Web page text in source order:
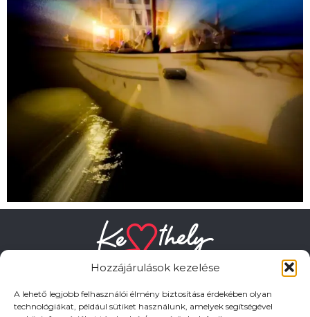
Hozzájárulások kezelése
A lehető legjobb felhasználói élmény biztosítása érdekében olyan
technológiákat, például sütiket használunk, amelyek segítségével